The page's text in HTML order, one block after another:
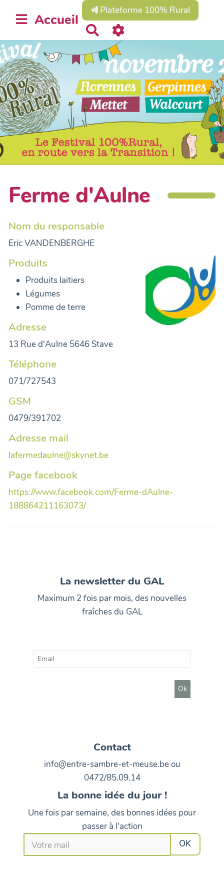
Accueil
Plateforme 100% Rural
e
c
h
e
r
c
r
Ferme d'Aulne
Nom du responsable
Eric VANDENBERGHE
Produits
Produits laitiers
Légumes
Pomme de terre
Adresse
13 Rue d'Aulne 5646 Stave
Téléphone
071/727543
GSM
0479/391702
Adresse mail
lafermedaulne@skynet.be
Page facebook
https://www.facebook.com/Ferme-dAulne-
188864211163073/
La newsletter du GAL
Maximum 2 fois par mois, des nouvelles
fraîches du GAL
Contact
info@entre-sambre-et-meuse.be ou
0472/85.09.14
La bonne idée du jour !
Une fois par semaine, des bonnes idées pour
passer à l'action